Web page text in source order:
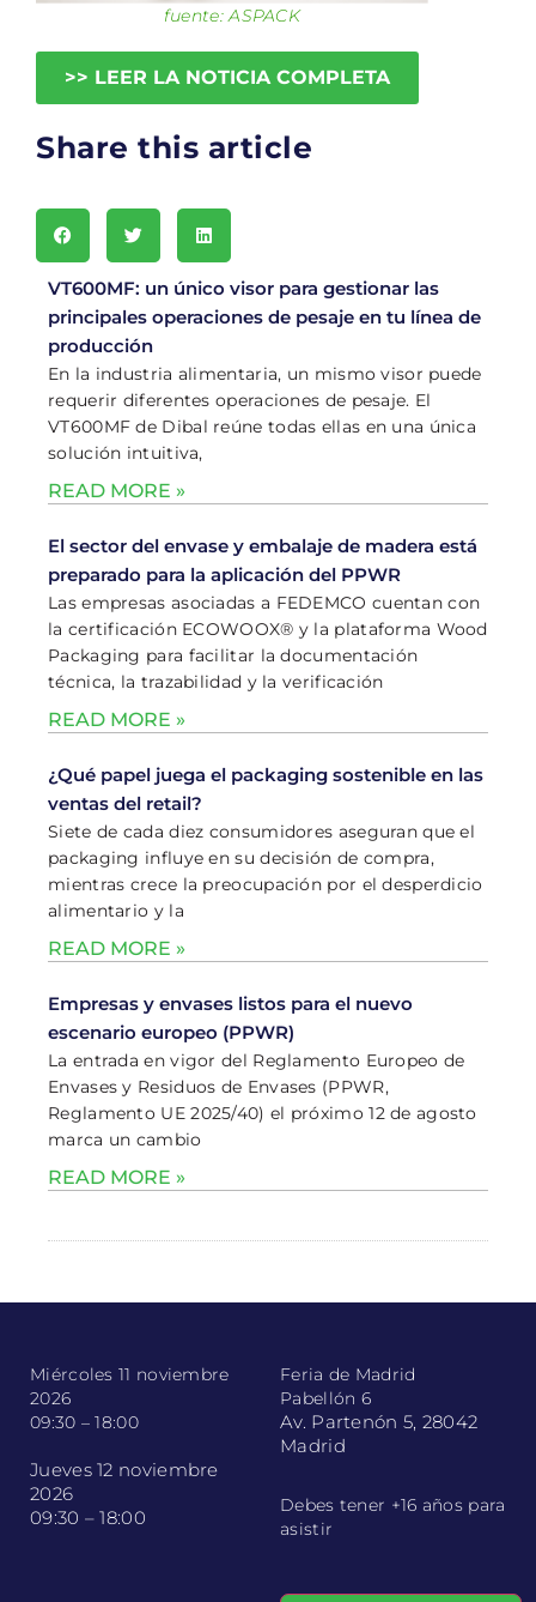
fuente: ASPACK
>> LEER LA NOTICIA COMPLETA
Share this article
VT600MF: un único visor para gestionar las
principales operaciones de pesaje en tu línea de
producción
En la industria alimentaria, un mismo visor puede
requerir diferentes operaciones de pesaje. El
VT600MF de Dibal reúne todas ellas en una única
solución intuitiva,
READ MORE »
El sector del envase y embalaje de madera está
preparado para la aplicación del PPWR
Las empresas asociadas a FEDEMCO cuentan con
la certificación ECOWOOX® y la plataforma Wood
Packaging para facilitar la documentación
técnica, la trazabilidad y la verificación
READ MORE »
¿Qué papel juega el packaging sostenible en las
ventas del retail?
Siete de cada diez consumidores aseguran que el
packaging influye en su decisión de compra,
mientras crece la preocupación por el desperdicio
alimentario y la
READ MORE »
Empresas y envases listos para el nuevo
escenario europeo (PPWR)
La entrada en vigor del Reglamento Europeo de
Envases y Residuos de Envases (PPWR,
Reglamento UE 2025/40) el próximo 12 de agosto
marca un cambio
READ MORE »
Miércoles 11 noviembre
2026
09:30 – 18:00
Jueves 12 noviembre
2026
09:30 – 18:00
Feria de Madrid
Pabellón 6
Av. Partenón 5, 28042
Madrid
Debes tener +16 años para
asistir